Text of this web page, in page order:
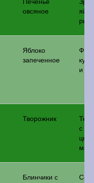
овсяное
Яблоко
запеченное
и
Творожник
с
Блинчики с